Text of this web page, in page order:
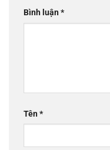
Bình luận*
Tên*